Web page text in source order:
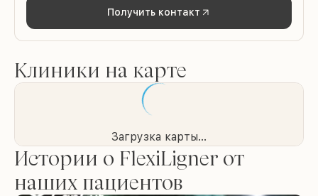
Получить контакт
Клиники на карте
Загрузка карты...
Истории о FlexiLigner от
наших пациентов